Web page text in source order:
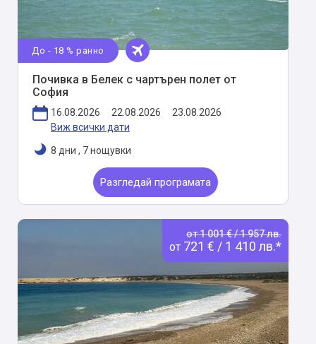
До - 18 % ранно
Почивка в Белек с чартърен полет от
София
16.08.2026 22.08.2026
23.08.2026
Виж всички дати
8 дни , 7 нощувки
Разгледай програмата
от 1 001 € / 1 957 лв.
от 721 € / 1 410 лв.*